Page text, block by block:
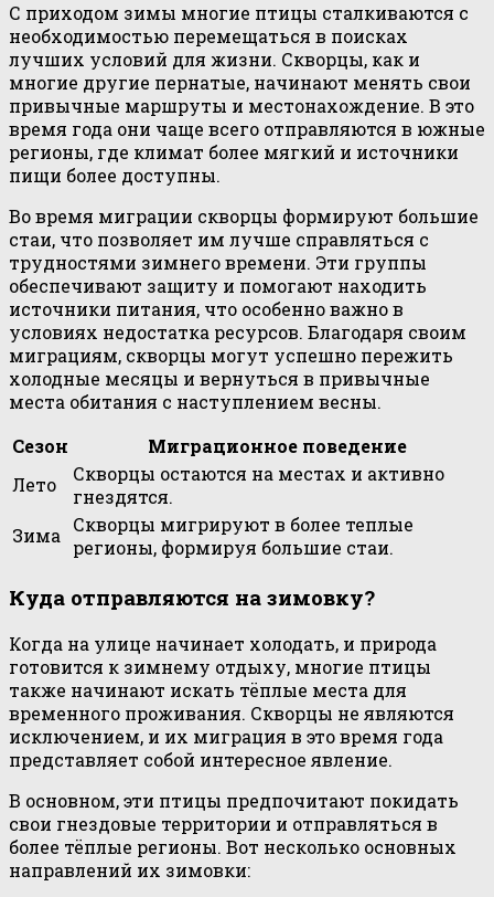
С приходом зимы многие птицы сталкиваются с
необходимостью перемещаться в поисках
лучших условий для жизни. Скворцы, как и
многие другие пернатые, начинают менять свои
привычные маршруты и местонахождение. В это
время года они чаще всего отправляются в южные
регионы, где климат более мягкий и источники
пищи более доступны.
Во время миграции скворцы формируют большие
стаи, что позволяет им лучше справляться с
трудностями зимнего времени. Эти группы
обеспечивают защиту и помогают находить
источники питания, что особенно важно в
условиях недостатка ресурсов. Благодаря своим
миграциям, скворцы могут успешно пережить
холодные месяцы и вернуться в привычные
места обитания с наступлением весны.
Сезон
Миграционное поведение
Лето
Скворцы остаются на местах и активно
гнездятся.
Зима
Скворцы мигрируют в более теплые
регионы, формируя большие стаи.
Куда отправляются на зимовку?
Когда на улице начинает холодать, и природа
готовится к зимнему отдыху, многие птицы
также начинают искать тёплые места для
временного проживания. Скворцы не являются
исключением, и их миграция в это время года
представляет собой интересное явление.
В основном, эти птицы предпочитают покидать
свои гнездовые территории и отправляться в
более тёплые регионы. Вот несколько основных
направлений их зимовки: